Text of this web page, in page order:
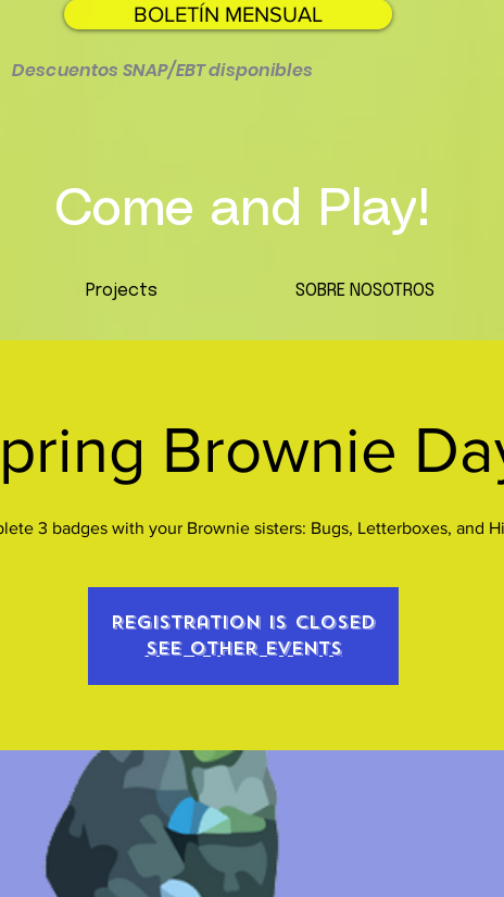
BOLETÍN MENSUAL
Descuentos SNAP/EBT disponibles
Come and Play!
Projects SOBRE NOSOTROS
Brownie
3 badges with your Brownie sisters: Bugs, Letterboxes, and
Registration is closed
See other events